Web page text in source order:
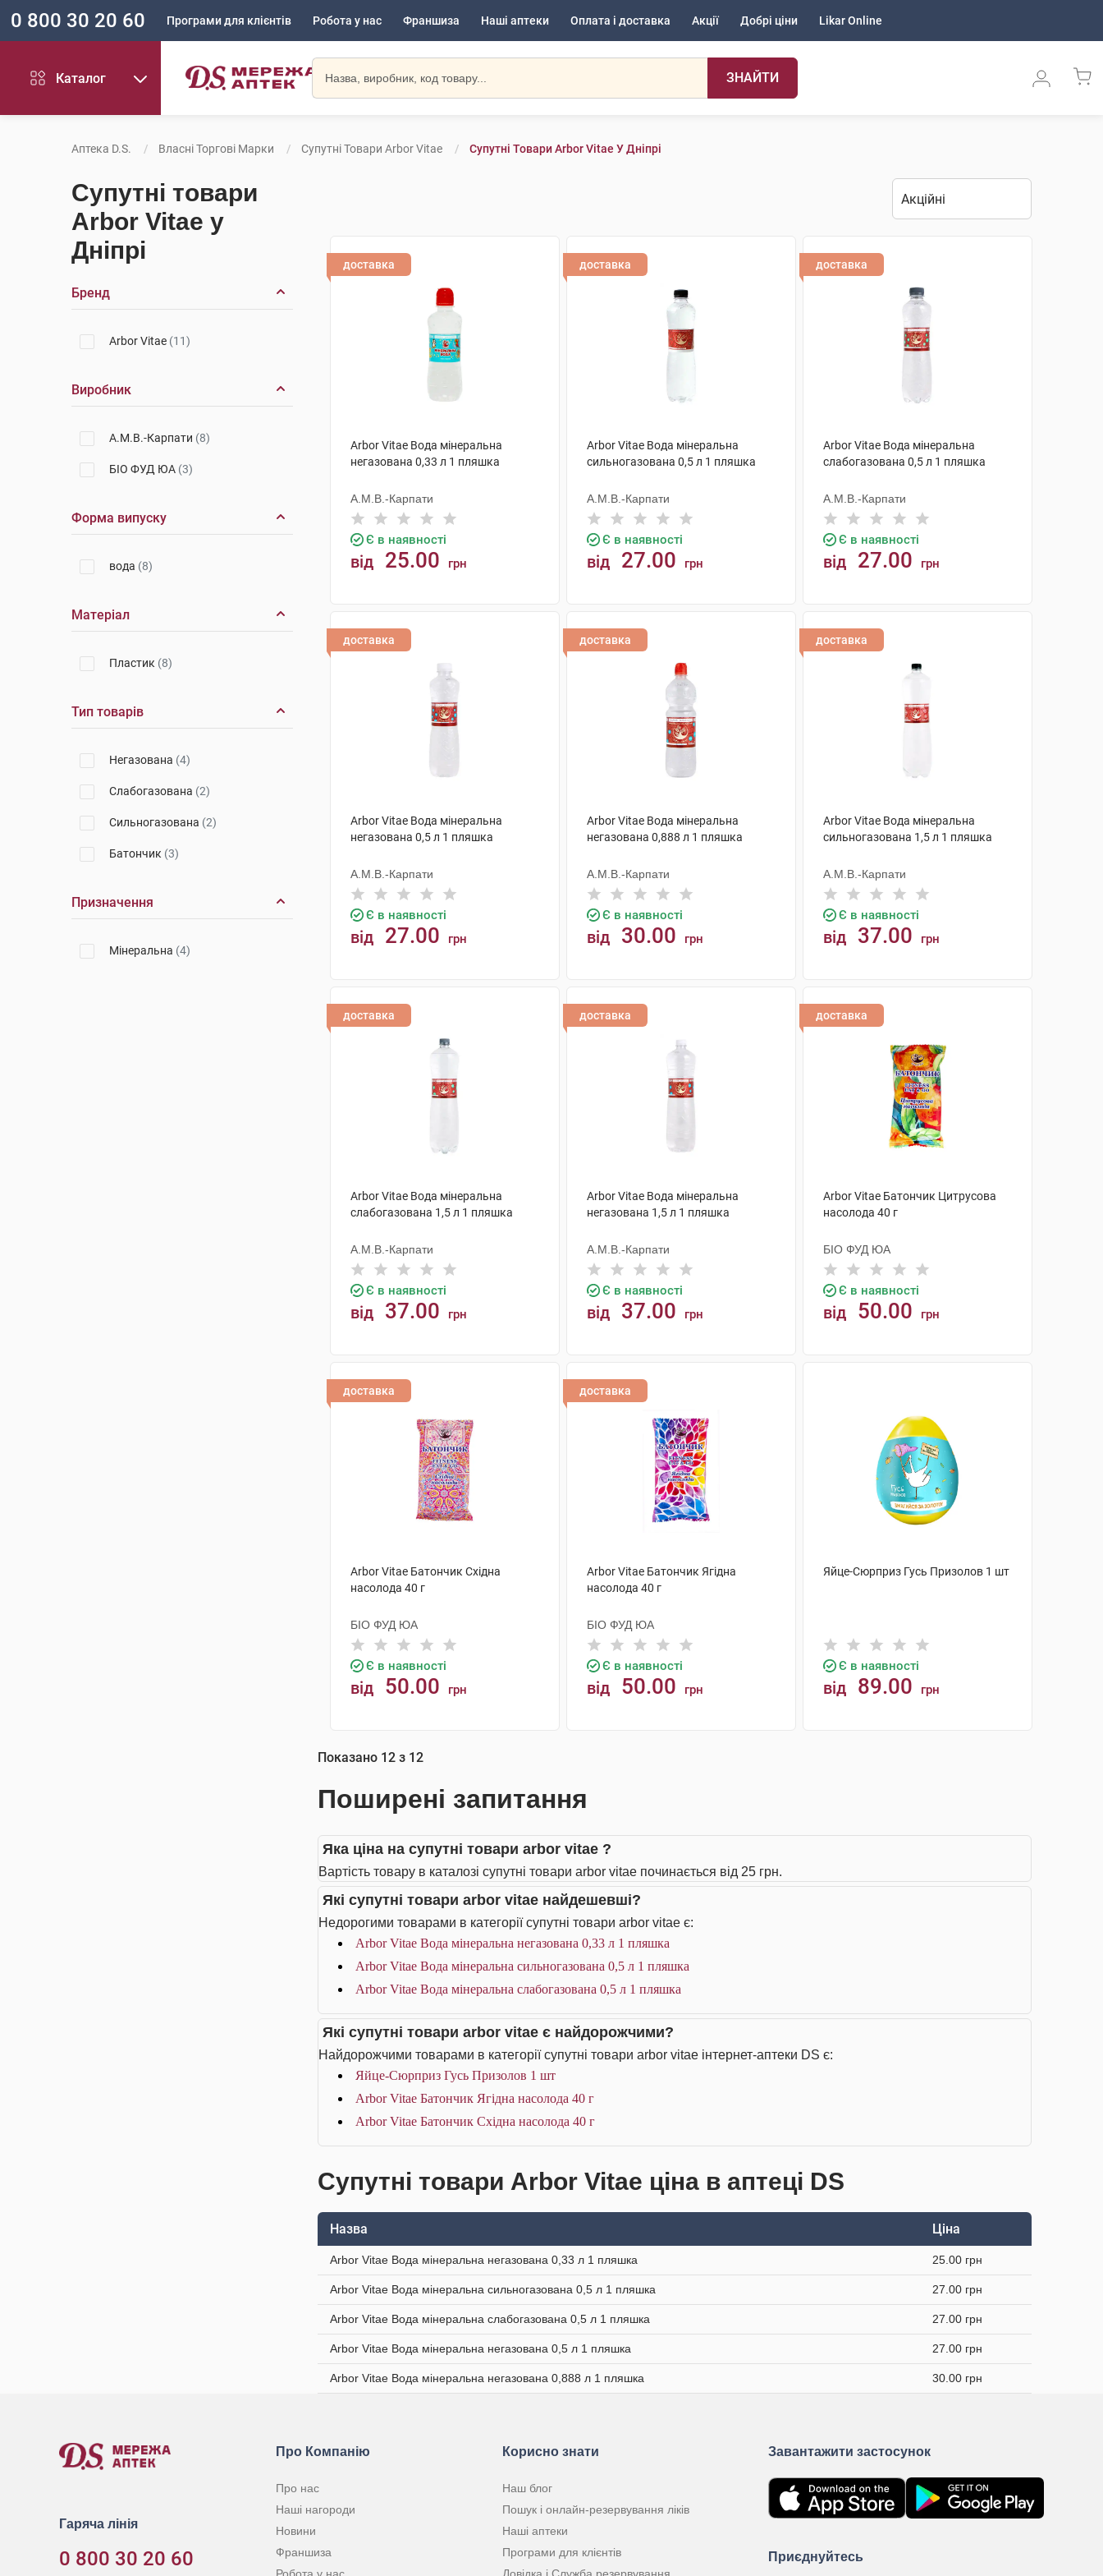
0 800 30 20 60 Програми для клієнтів Робота у нас Франшиза Наші аптеки Оплата і доставка Акції Добрі ціни Likar Online
Каталог ЗНАЙТИ
Аптека D.S. Власні Торгові Марки Супутні Товари Arbor Vitae Супутні Товари Arbor Vitae У Дніпрі
Супутні товари
Arbor Vitae у
Дніпрі
Бренд
Arbor Vitae (11)
Виробник
А.М.В.-Карпати (8)
БІО ФУД ЮА (3)
Форма випуску
вода (8)
Матеріал
Пластик (8)
Тип товарів
Негазована (4)
Слабогазована (2)
Сильногазована (2)
Батончик (3)
Призначення
Мінеральна (4)
доставка
Arbor Vitae Вода мінеральна
негазована 0,33 л 1 пляшка
А.М.В.-Карпати
Є в наявності
від 25.00 грн
доставка
Arbor Vitae Вода мінеральна
сильногазована 0,5 л 1 пляшка
А.М.В.-Карпати
Є в наявності
від 27.00 грн
доставка
Arbor Vitae Вода мінеральна
слабогазована 0,5 л 1 пляшка
А.М.В.-Карпати
Є в наявності
від 27.00 грн
доставка
Arbor Vitae Вода мінеральна
негазована 0,5 л 1 пляшка
А.М.В.-Карпати
Є в наявності
від 27.00 грн
доставка
Arbor Vitae Вода мінеральна
негазована 0,888 л 1 пляшка
А.М.В.-Карпати
Є в наявності
від 30.00 грн
доставка
Arbor Vitae Вода мінеральна
сильногазована 1,5 л 1 пляшка
А.М.В.-Карпати
Є в наявності
від 37.00 грн
доставка
Arbor Vitae Вода мінеральна
слабогазована 1,5 л 1 пляшка
А.М.В.-Карпати
Є в наявності
від 37.00 грн
доставка
Arbor Vitae Вода мінеральна
негазована 1,5 л 1 пляшка
А.М.В.-Карпати
Є в наявності
від 37.00 грн
доставка
Arbor Vitae Батончик Цитрусова
насолода 40 г
БІО ФУД ЮА
Є в наявності
від 50.00 грн
доставка
Arbor Vitae Батончик Східна
насолода 40 г
БІО ФУД ЮА
Є в наявності
від 50.00 грн
доставка
Arbor Vitae Батончик Ягідна
насолода 40 г
БІО ФУД ЮА
Є в наявності
від 50.00 грн
Яйце-Сюрприз Гусь Призолов 1 шт
Є в наявності
від 89.00 грн
Показано 12 з 12
Поширені запитання
Яка ціна на супутні товари arbor vitae ?
Вартість товару в каталозі супутні товари arbor vitae починається від 25 грн.
Які супутні товари arbor vitae найдешевші?
Недорогими товарами в категорії супутні товари arbor vitae є:
Arbor Vitae Вода мінеральна негазована 0,33 л 1 пляшка
Arbor Vitae Вода мінеральна сильногазована 0,5 л 1 пляшка
Arbor Vitae Вода мінеральна слабогазована 0,5 л 1 пляшка
Які супутні товари arbor vitae є найдорожчими?
Найдорожчими товарами в категорії супутні товари arbor vitae інтернет-аптеки DS є:
Яйце-Сюрприз Гусь Призолов 1 шт
Arbor Vitae Батончик Ягідна насолода 40 г
Arbor Vitae Батончик Східна насолода 40 г
Супутні товари Arbor Vitae ціна в аптеці DS
Назва Ціна
Arbor Vitae Вода мінеральна негазована 0,33 л 1 пляшка 25.00 грн
Arbor Vitae Вода мінеральна сильногазована 0,5 л 1 пляшка 27.00 грн
Arbor Vitae Вода мінеральна слабогазована 0,5 л 1 пляшка 27.00 грн
Arbor Vitae Вода мінеральна негазована 0,5 л 1 пляшка 27.00 грн
Arbor Vitae Вода мінеральна негазована 0,888 л 1 пляшка 30.00 грн
Гаряча лінія
0 800 30 20 60
Про Компанію
Про нас
Наші нагороди
Новини
Франшиза
Корисно знати
Наш блог
Пошук і онлайн-резервування ліків
Наші аптеки
Програми для клієнтів
Завантажити застосунок
Приєднуйтесь